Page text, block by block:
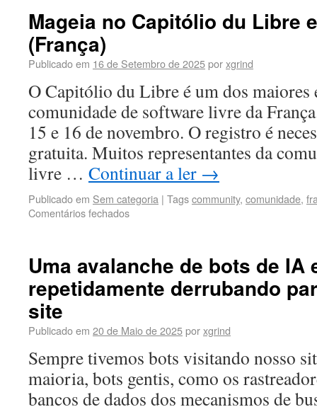
Mageia no Capitólio du Libre
(França)
Publicado em 16 de Setembro de 2025porxgrind
O Capitólio du Libre é um dos maiores
comunidade de software livre da
15 e 16 de novembro. O registro é
gratuita. Muitos representantes da
livre … Continuar a ler →
Publicado em Sem categoria | Tagscommunity, comunidade,
Comentários fechados
Uma avalanche de bots de IA
repetidamente derrubando
site
Publicado em 20 de Maio de 2025porxgrind
Sempre tivemos bots visitando nosso
maioria, bots gentis, como os
bancos de dados dos mecanismos de